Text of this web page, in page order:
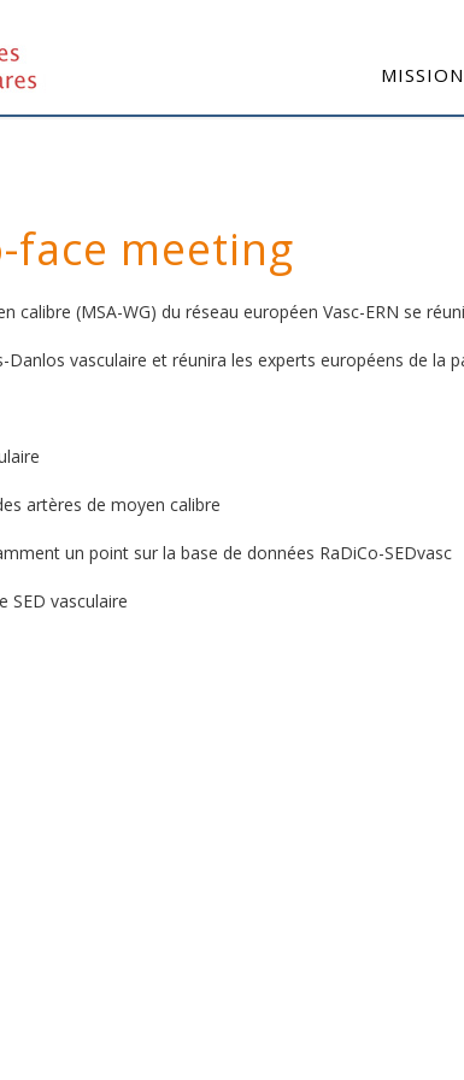
face meeting
calibre (MSA-WG) du réseau européen Vasc-ERN se
vasculaire et réunira les experts européens de la
artères de moyen calibre
un point sur la base de données RaDiCo-SEDvasc
SED vasculaire